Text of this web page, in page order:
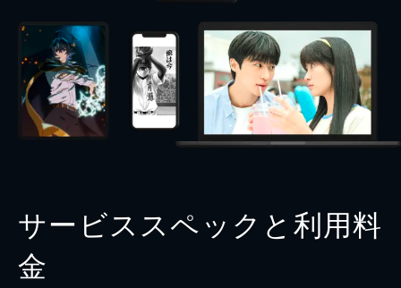
サービススペックと利用料
金